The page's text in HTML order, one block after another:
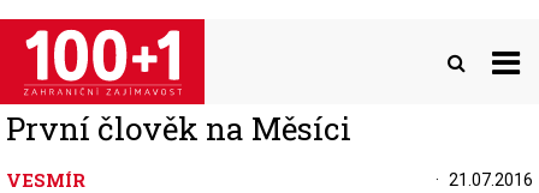
Přejít
hlavnímu
obsahu
První člověk na Měsíci
VESMÍR 21.07.2016